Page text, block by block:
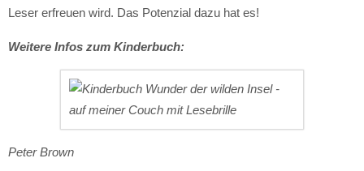
Leser erfreuen wird. Das Potenzial dazu hat es!
Weitere Infos zum Kinderbuch:
Peter Brown